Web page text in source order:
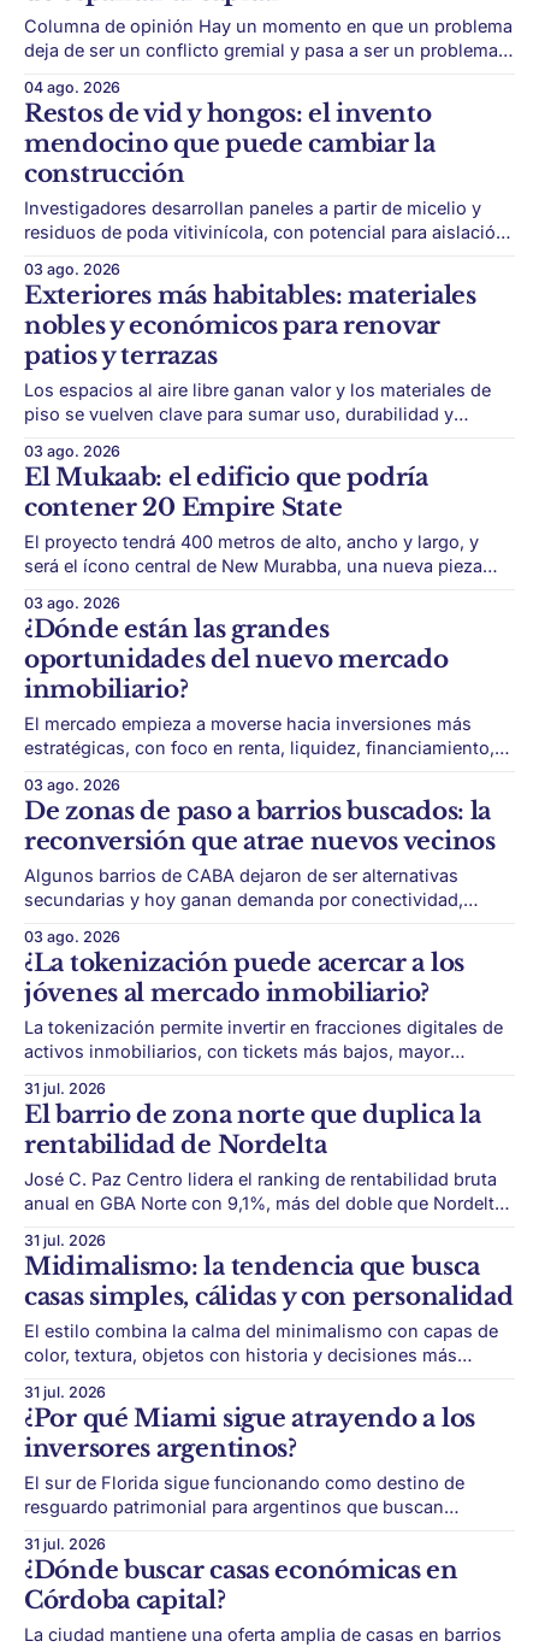
Columna de opinión Hay un momento en que un problema
deja de ser un conflicto gremial y pasa a ser un problema
sin rodeos: lo que está en juego en Punta del Este no es
una obra, ni una temporada,
04 ago. 2026
Restos de vid y hongos: el invento
mendocino que puede cambiar la
construcción
Investigadores desarrollan paneles a partir de micelio y
residuos de poda vitivinícola, con potencial para aislación
puede convertir un residuo vitivinícola en un material de
construcción. El desarrollo parte de restos de poda de vid
y micelio, la parte vegetativa de los
03 ago. 2026
Exteriores más habitables: materiales
nobles y económicos para renovar
patios y terrazas
Los espacios al aire libre ganan valor y los materiales de
piso se vuelven clave para sumar uso, durabilidad y
y terrazas se volvieron protagonistas de la vivienda.
Después de años en los que el exterior era visto como un
plus,
03 ago. 2026
El Mukaab: el edificio que podría
contener 20 Empire State
El proyecto tendrá 400 metros de alto, ancho y largo, y
será el ícono central de New Murabba, una nueva pieza
avanza con una de las obras más ambiciosas del
urbanismo global. En el corazón de Riad comenzó la
construcción de El
03 ago. 2026
¿Dónde están las grandes
oportunidades del nuevo mercado
inmobiliario?
El mercado empieza a moverse hacia inversiones más
estratégicas, con foco en renta, liquidez, financiamiento,
urbanas. El real estate atraviesa un cambio de paradigma.
Durante años, invertir en ladrillo fue sinónimo de comprar
una propiedad, conservarla y esperar la valorización. Ese
modelo sigue
03 ago. 2026
De zonas de paso a barrios buscados: la
reconversión que atrae nuevos vecinos
Algunos barrios de CABA dejaron de ser alternativas
secundarias y hoy ganan demanda por conectividad,
calidad urbana. El mapa residencial porteño ya no se
explica solo por los barrios clásicos. Durante años,
Palermo, Recoleta, Belgrano y Núñez concentraron gran
parte de la atención
03 ago. 2026
¿La tokenización puede acercar a los
jóvenes al mercado inmobiliario?
La tokenización permite invertir en fracciones digitales de
activos inmobiliarios, con tickets más bajos, mayor
generaciones. El ladrillo empieza a tomar forma digital. La
tokenización inmobiliaria propone dividir un activo real —
por ejemplo, un departamento, un edificio o un proyecto—
en
31 jul. 2026
El barrio de zona norte que duplica la
rentabilidad de Nordelta
José C. Paz Centro lidera el ranking de rentabilidad bruta
anual en GBA Norte con 9,1%, más del doble que Nordelta,
caro no siempre es el mejor negocio para invertir. El último
relevamiento de rentabilidad muestra
31 jul. 2026
Midimalismo: la tendencia que busca
casas simples, cálidas y con personalidad
El estilo combina la calma del minimalismo con capas de
color, textura, objetos con historia y decisiones más
hacia un punto medio. Después de años dominados por
espacios neutros, beige, blancos, líneas puras y ambientes
casi sin objetos, aparece una tendencia que
31 jul. 2026
¿Por qué Miami sigue atrayendo a los
inversores argentinos?
El sur de Florida sigue funcionando como destino de
resguardo patrimonial para argentinos que buscan
Miami sigue ocupando un lugar central en el mapa de
inversión de los argentinos. Aunque el mercado cambió
después de la pandemia y se volvió más caro
31 jul. 2026
¿Dónde buscar casas económicas en
Córdoba capital?
La ciudad mantiene una oferta amplia de casas en barrios